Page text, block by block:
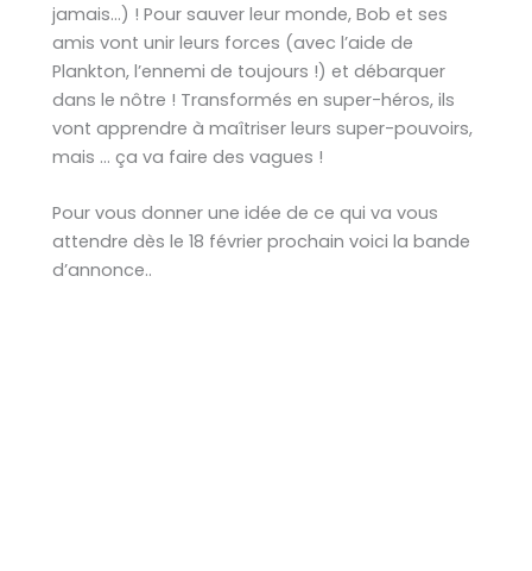
jamais…) ! Pour sauver leur monde, Bob et ses
amis vont unir leurs forces (avec l’aide de
Plankton, l’ennemi de toujours !) et débarquer
dans le nôtre ! Transformés en super-héros, ils
vont apprendre à maîtriser leurs super-pouvoirs,
mais … ça va faire des vagues !
Pour vous donner une idée de ce qui va vous
attendre dès le 18 février prochain voici la bande
d’annonce..